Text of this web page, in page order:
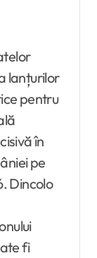
lanțurilor
pentru
în
pe
Dincolo
fi